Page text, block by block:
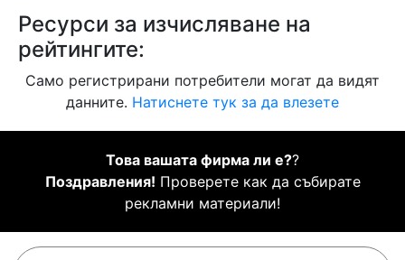
Ресурси за изчисляване на
рейтингите:
Само регистрирани потребители могат да видят
данните. Натиснете тук за да влезете
Това вашата фирма ли е??
Поздравления! Проверете как да събирате
рекламни материали!